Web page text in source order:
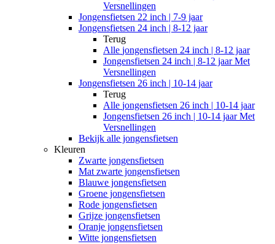
Versnellingen
Jongensfietsen 22 inch | 7-9 jaar
Jongensfietsen 24 inch | 8-12 jaar
Terug
Alle jongensfietsen 24 inch | 8-12 jaar
Jongensfietsen 24 inch | 8-12 jaar Met
Versnellingen
Jongensfietsen 26 inch | 10-14 jaar
Terug
Alle jongensfietsen 26 inch | 10-14 jaar
Jongensfietsen 26 inch | 10-14 jaar Met
Versnellingen
Bekijk alle jongensfietsen
Kleuren
Zwarte jongensfietsen
Mat zwarte jongensfietsen
Blauwe jongensfietsen
Groene jongensfietsen
Rode jongensfietsen
Grijze jongensfietsen
Oranje jongensfietsen
Witte jongensfietsen